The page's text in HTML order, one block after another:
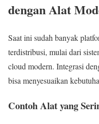
dengan Alat
Saat ini sudah banyak
terdistribusi, mulai dari
cloud modern. Integrasi
bisa menyesuaikan
Contoh Alat yang